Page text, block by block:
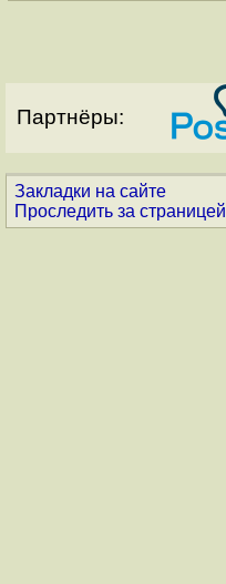
Партнёры:
Закладки на сайте
Проследить за страницей